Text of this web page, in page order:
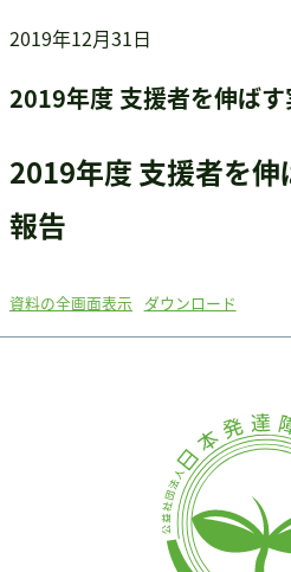
2019年12月31日
2019年度 支援者を伸ば
2019年度 支援者を
報告
資料の全画面表示 ダウンロード
会長挨拶
連盟紹介
アクセス
関連団体
途上国支援
国内事業
書籍・DVD販売
書籍・DVD販売
おすすめ書籍